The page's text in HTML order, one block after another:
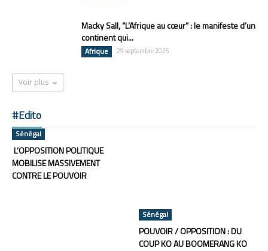
Macky Sall, “L’Afrique au cœur” : le manifeste d’un
continent qui...
Afrique 29 septembre 2025
Voir plus
#Edito
Sénégal
L’OPPOSITION POLITIQUE
MOBILISE MASSIVEMENT
CONTRE LE POUVOIR
Sénégal
POUVOIR / OPPOSITION : DU
COUP KO AU BOOMERANG KO